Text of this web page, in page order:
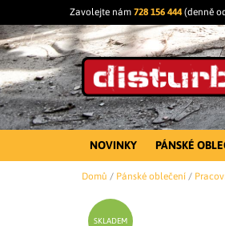
Zavolejte nám 728 156 444 (denně
NOVINKY PÁNSKÉ
Domů / Pánské oblečení /
SKLADEM